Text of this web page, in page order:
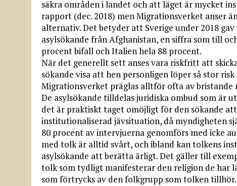
säkra områden i landet och att läget är mycket
rapport (dec. 2018) men Migrationsverket
alternativ. Det betyder att Sverige under 2018
asylsökande från Afghanistan, en siffra som till
procent bifall och Italien hela 88 procent.
När det generellt sett anses vara riskfritt att
sökande visa att hen personligen löper så stor
Migrationsverket präglas alltför ofta av bristande
De asylsökande tilldelas juridiska ombud som är
det är praktiskt taget omöjligt för den sökande
institutionaliserad jävsituation, då myndigheten
80 procent av intervjuerna genomförs med icke
med tolk är alltid svårt, och ibland kan tolkens
asylsökande att berätta ärligt. Det gäller till
tolk som tydligt manifesterar den religion de har
som förtrycks av den folkgrupp som tolken